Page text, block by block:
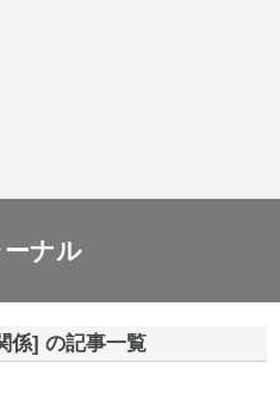
ナル
係] の記事一覧